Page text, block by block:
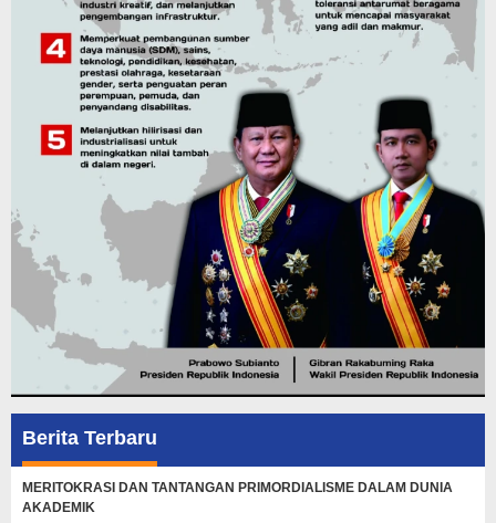
Berita Terbaru
MERITOKRASI DAN TANTANGAN PRIMORDIALISME DALAM DUNIA
AKADEMIK